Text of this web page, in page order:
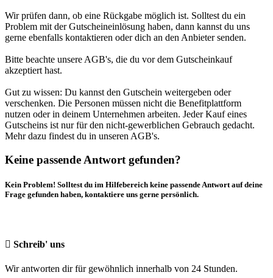
Wir prüfen dann, ob eine Rückgabe möglich ist. Solltest du ein
Problem mit der Gutscheineinlösung haben, dann kannst du uns
gerne ebenfalls kontaktieren oder dich an den Anbieter senden.
Bitte beachte unsere AGB's, die du vor dem Gutscheinkauf
akzeptiert hast.
Gut zu wissen: Du kannst den Gutschein weitergeben oder
verschenken. Die Personen müssen nicht die Benefitplattform
nutzen oder in deinem Unternehmen arbeiten. Jeder Kauf eines
Gutscheins ist nur für den nicht-gewerblichen Gebrauch gedacht.
Mehr dazu findest du in unseren AGB's.
Keine passende Antwort gefunden?
Kein Problem! Solltest du im Hilfebereich keine passende Antwort auf deine
Frage gefunden haben, kontaktiere uns gerne persönlich.
Schreib' uns
Wir antworten dir für gewöhnlich innerhalb von 24 Stunden.